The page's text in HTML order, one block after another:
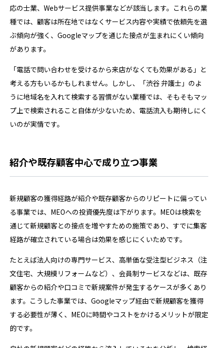
応の士業、Webサービス提供事業などが該当します。これらの業
種では、顧客は所在地ではなくサービス内容や実績で依頼先を選
ぶ傾向が強く、Googleマップを通じた接点が生まれにくい傾向
があります。
「電話で問い合わせを受けるから来店がなくても効果がある」と
考える方もいるかもしれません。しかし、「渋谷 弁護士」のよ
うに地域名を入れて検索する習慣がない業種では、そもそもマッ
プ上で検索されること自体が少ないため、電話流入も期待しにく
いのが実情です。
紹介や既存顧客中心で成り立つ事業
新規顧客の獲得経路が紹介や既存顧客からのリピートに偏ってい
る事業では、MEOへの投資優先度は下がります。MEOは検索を
通じて新規顧客との接点を増やすための施策であり、すでに集客
経路が確立されている場合は効果を感じにくいためです。
たとえば法人向けの専門サービス、高単価な受注型ビジネス（注
文住宅、大規模リフォームなど）、会員制サービスなどは、既存
顧客からの紹介や口コミで新規案件が発生するケースが多くあり
ます。こうした事業では、Googleマップ経由で新規顧客を獲得
する必要性が薄く、MEOに時間やコストをかけるメリットが限定
的です。